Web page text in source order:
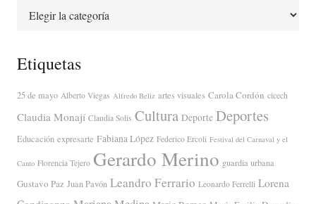
Categorías
Etiquetas
25 de mayo Alberto Viegas Alfredo Beliz artes visuales Carola Cordón cicech
Claudia Monají Claudia Solis Cultura Deporte Deportes
Educación expresarte Fabiana López Federico Ercoli Festival del Carnaval y el
Canto Florencia Tejero Gerardo Merino guardia urbana
Gustavo Paz Juan Pavón Leandro Ferrario Leonardo Ferrelli Lorena